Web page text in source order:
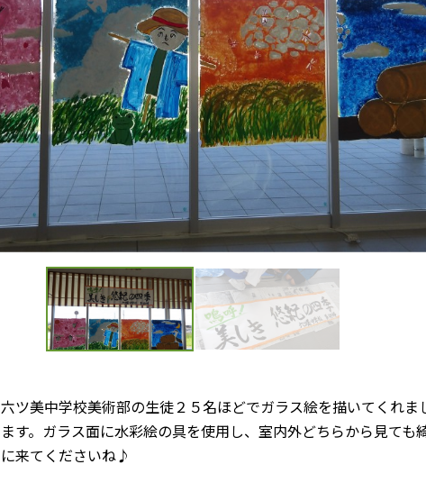
六ツ美中学校美術部の生徒２５名ほどでガラス絵を描いてくれ
ます。ガラス面に水彩絵の具を使用し、室内外どちらから見ても
に来てくださいね♪